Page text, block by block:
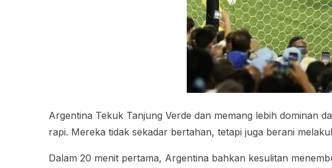
Argentina Tekuk Tanjung Verde dan memang lebih dominan
rapi. Mereka tidak sekadar bertahan, tetapi juga berani
Dalam 20 menit pertama, Argentina bahkan kesulitan